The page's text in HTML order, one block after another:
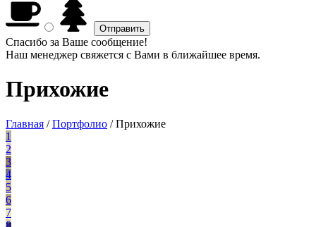
Спасибо за Ваше сообщение!
Наш менеджер свяжется с Вами в ближайшее время.
Прихожие
Главная /Портфолио /Прихожие
1
2
3
4
5
6
7